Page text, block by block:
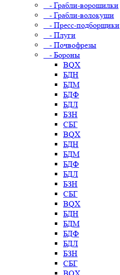
- Грабли-ворошилки
- Грабли-волокуши
- Пресс-подборщики
- Плуги
- Почвофрезы
- Бороны
BQX
БДН
БДМ
БДФ
БДЛ
БЗН
СБГ
BQX
БДН
БДМ
БДФ
БДЛ
БЗН
СБГ
BQX
БДН
БДМ
БДФ
БДЛ
БЗН
СБГ